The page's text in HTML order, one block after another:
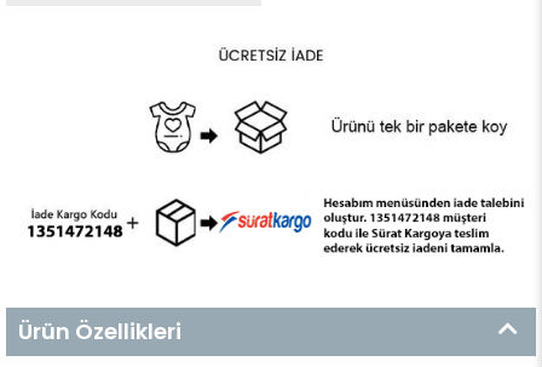
Ürün Özellikleri